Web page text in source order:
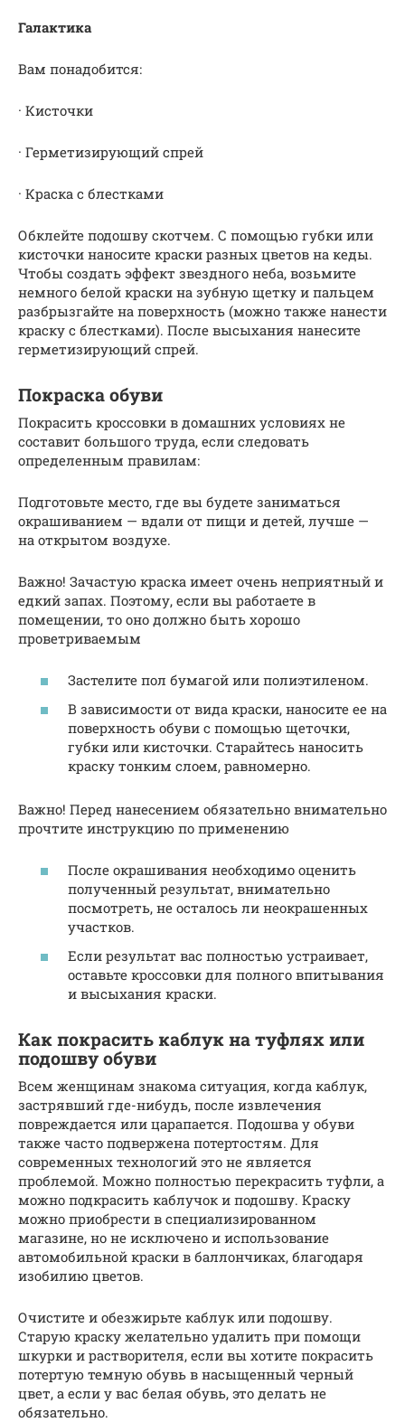
Галактика
Вам понадобится:
· Кисточки
· Герметизирующий спрей
· Краска с блестками
Обклейте подошву скотчем. С помощью губки или
кисточки наносите краски разных цветов на кеды.
Чтобы создать эффект звездного неба, возьмите
немного белой краски на зубную щетку и пальцем
разбрызгайте на поверхность (можно также нанести
краску с блестками). После высыхания нанесите
герметизирующий спрей.
Покраска обуви
Покрасить кроссовки в домашних условиях не
составит большого труда, если следовать
определенным правилам:
Подготовьте место, где вы будете заниматься
окрашиванием — вдали от пищи и детей, лучше —
на открытом воздухе.
Важно! Зачастую краска имеет очень неприятный и
едкий запах. Поэтому, если вы работаете в
помещении, то оно должно быть хорошо
проветриваемым
Застелите пол бумагой или полиэтиленом.
В зависимости от вида краски, наносите ее на
поверхность обуви с помощью щеточки,
губки или кисточки. Старайтесь наносить
краску тонким слоем, равномерно.
Важно! Перед нанесением обязательно внимательно
прочтите инструкцию по применению
После окрашивания необходимо оценить
полученный результат, внимательно
посмотреть, не осталось ли неокрашенных
участков.
Если результат вас полностью устраивает,
оставьте кроссовки для полного впитывания
и высыхания краски.
Как покрасить каблук на туфлях или
подошву обуви
Всем женщинам знакома ситуация, когда каблук,
застрявший где-нибудь, после извлечения
повреждается или царапается. Подошва у обуви
также часто подвержена потертостям. Для
современных технологий это не является
проблемой. Можно полностью перекрасить туфли, а
можно подкрасить каблучок и подошву. Краску
можно приобрести в специализированном
магазине, но не исключено и использование
автомобильной краски в баллончиках, благодаря
изобилию цветов.
Очистите и обезжирьте каблук или подошву.
Старую краску желательно удалить при помощи
шкурки и растворителя, если вы хотите покрасить
потертую темную обувь в насыщенный черный
цвет, а если у вас белая обувь, это делать не
обязательно.